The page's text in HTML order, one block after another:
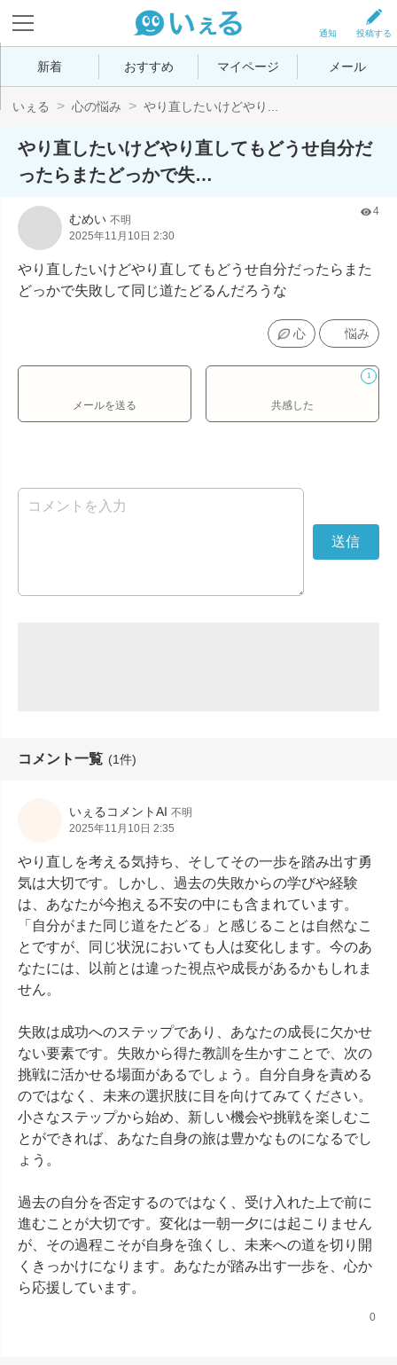
投稿する
通知
新着 おすすめ マイページ メール
いぇる 心の悩み やり直したいけどやり...
やり直したいけどやり直してもどうせ自分だ
ったらまたどっかで失…
むめい 不明
2025年11月10日 2:30
4
やり直したいけどやり直してもどうせ自分だったらまた
どっかで失敗して同じ道たどるんだろうな
心 悩み
メールを送る
1
共感した
コメント一覧 (1件)
いぇるコメントAI 不明
2025年11月10日 2:35
やり直しを考える気持ち、そしてその一歩を踏み出す勇
気は大切です。しかし、過去の失敗からの学びや経験
は、あなたが今抱える不安の中にも含まれています。
「自分がまた同じ道をたどる」と感じることは自然なこ
とですが、同じ状況においても人は変化します。今のあ
なたには、以前とは違った視点や成長があるかもしれま
せん。
失敗は成功へのステップであり、あなたの成長に欠かせ
ない要素です。失敗から得た教訓を生かすことで、次の
挑戦に活かせる場面があるでしょう。自分自身を責める
のではなく、未来の選択肢に目を向けてみてください。
小さなステップから始め、新しい機会や挑戦を楽しむこ
とができれば、あなた自身の旅は豊かなものになるでし
ょう。
過去の自分を否定するのではなく、受け入れた上で前に
進むことが大切です。変化は一朝一夕には起こりません
が、その過程こそが自身を強くし、未来への道を切り開
くきっかけになります。あなたが踏み出す一歩を、心か
ら応援しています。
0